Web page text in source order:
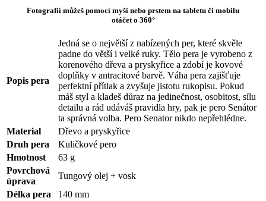
Fotografií můžeš pomocí myši nebo prstem na tabletu či mobilu
otáčet o 360°
Popis pera
Jedná se o největší z nabízených per, které skvěle
padne do větší i velké ruky. Tělo pera je vyrobeno z
korenového dřeva a pryskyřice a zdobí je kovové
doplňky v antracitové barvě. Váha pera zajišťuje
perfektní přítlak a zvyšuje jistotu rukopisu. Pokud
máš styl a kladeš důraz na jedinečnost, osobitost, sílu
detailu a rád udáváš pravidla hry, pak je pero Senátor
ta správná volba. Pero Senator nikdo nepřehlédne.
Material
Dřevo a pryskyřice
Druh pera
Kuličkové pero
Hmotnost
63 g
Povrchová
úprava
Tungový olej + vosk
Délka pera
140 mm